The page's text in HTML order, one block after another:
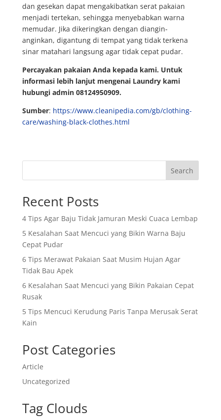
dan gesekan dapat mengakibatkan serat pakaian
menjadi tertekan, sehingga menyebabkan warna
memudar. Jika dikeringkan dengan diangin-
anginkan, digantung di tempat yang tidak terkena
sinar matahari langsung agar tidak cepat pudar.
Percayakan pakaian Anda kepada kami. Untuk
informasi lebih lanjut mengenai Laundry kami
hubungi admin 08124950909.
Sumber: https://www.cleanipedia.com/gb/clothing-
care/washing-black-clothes.html
Search
Recent Posts
4 Tips Agar Baju Tidak Jamuran Meski Cuaca Lembap
5 Kesalahan Saat Mencuci yang Bikin Warna Baju
Cepat Pudar
6 Tips Merawat Pakaian Saat Musim Hujan Agar
Tidak Bau Apek
6 Kesalahan Saat Mencuci yang Bikin Pakaian Cepat
Rusak
5 Tips Mencuci Kerudung Paris Tanpa Merusak Serat
Kain
Post Categories
Article
Uncategorized
Tag Clouds